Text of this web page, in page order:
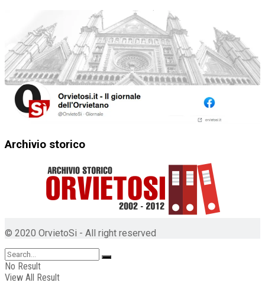
Archivio storico
© 2020 OrvietoSi - All right reserved
No Result
View All Result